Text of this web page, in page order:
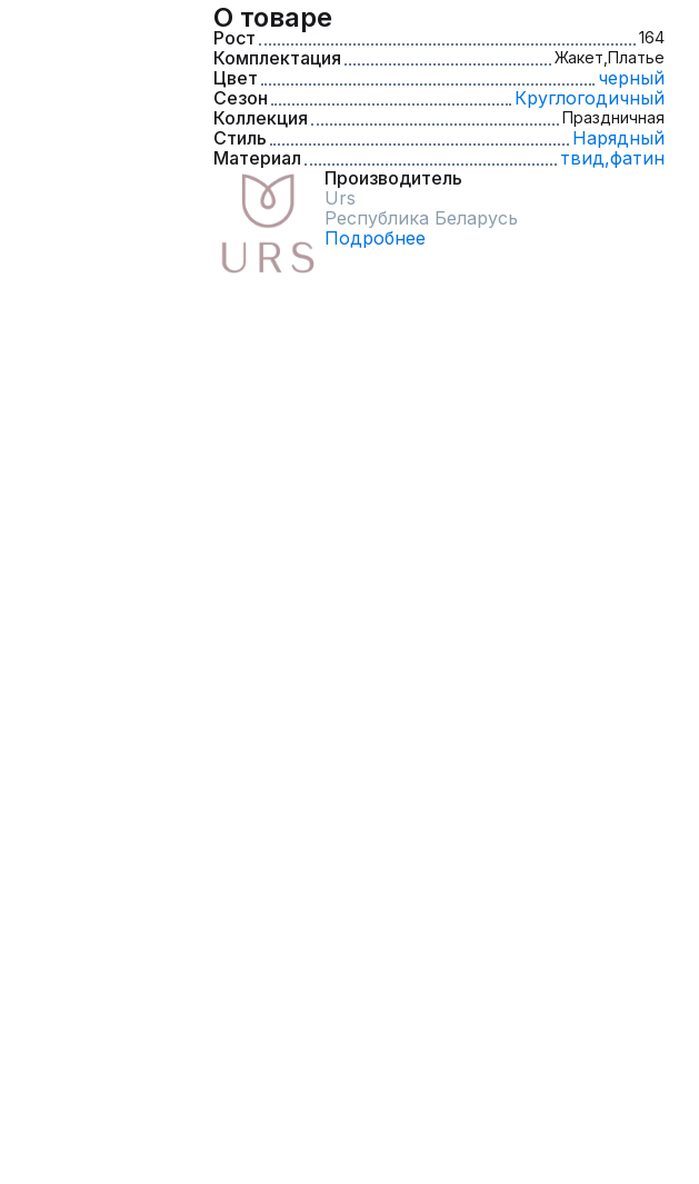
О товаре
Рост 164
Комплектация Жакет, Платье
Цвет
черный
Сезон
Круглогодичный
Коллекция
Праздничная
Стиль
Нарядный
Материал
твид,фатин
Производитель
Urs
Республика Беларусь
Подробнее